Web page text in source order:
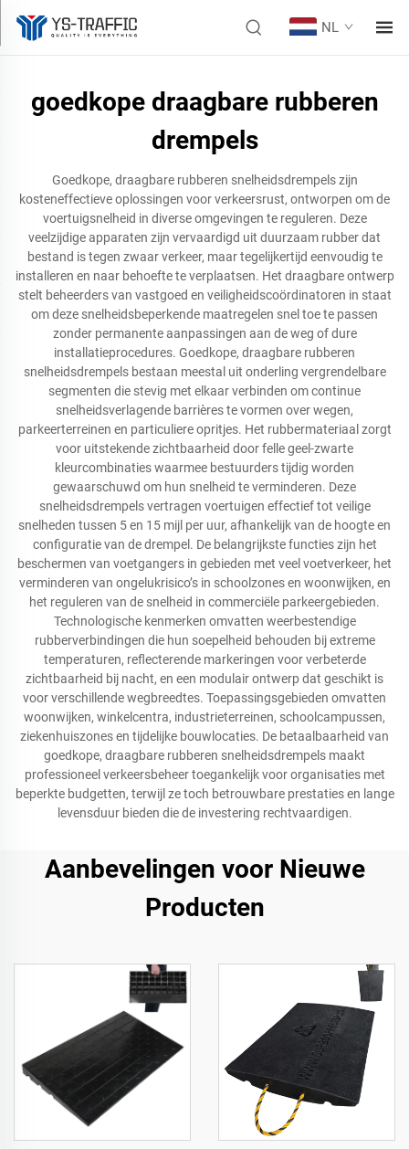
NL
goedkope draagbare rubberen
drempels
Goedkope, draagbare rubberen snelheidsdrempels zijn
kosteneffectieve oplossingen voor verkeersrust, ontworpen om de
voertuigsnelheid in diverse omgevingen te reguleren. Deze
veelzijdige apparaten zijn vervaardigd uit duurzaam rubber dat
bestand is tegen zwaar verkeer, maar tegelijkertijd eenvoudig te
installeren en naar behoefte te verplaatsen. Het draagbare ontwerp
stelt beheerders van vastgoed en veiligheidscoördinatoren in staat
om deze snelheidsbeperkende maatregelen snel toe te passen
zonder permanente aanpassingen aan de weg of dure
installatieprocedures. Goedkope, draagbare rubberen
snelheidsdrempels bestaan meestal uit onderling vergrendelbare
segmenten die stevig met elkaar verbinden om continue
snelheidsverlagende barrières te vormen over wegen,
parkeerterreinen en particuliere opritjes. Het rubbermateriaal zorgt
voor uitstekende zichtbaarheid door felle geel-zwarte
kleurcombinaties waarmee bestuurders tijdig worden
gewaarschuwd om hun snelheid te verminderen. Deze
snelheidsdrempels vertragen voertuigen effectief tot veilige
snelheden tussen 5 en 15 mijl per uur, afhankelijk van de hoogte en
configuratie van de drempel. De belangrijkste functies zijn het
beschermen van voetgangers in gebieden met veel voetverkeer, het
verminderen van ongelukrisico’s in schoolzones en woonwijken, en
het reguleren van de snelheid in commerciële parkeergebieden.
Technologische kenmerken omvatten weerbestendige
rubberverbindingen die hun soepelheid behouden bij extreme
temperaturen, reflecterende markeringen voor verbeterde
zichtbaarheid bij nacht, en een modulair ontwerp dat geschikt is
voor verschillende wegbreedtes. Toepassingsgebieden omvatten
woonwijken, winkelcentra, industrieterreinen, schoolcampussen,
ziekenhuiszones en tijdelijke bouwlocaties. De betaalbaarheid van
goedkope, draagbare rubberen snelheidsdrempels maakt
professioneel verkeersbeheer toegankelijk voor organisaties met
beperkte budgetten, terwijl ze toch betrouwbare prestaties en lange
levensduur bieden die de investering rechtvaardigen.
Aanbevelingen voor Nieuwe
Producten